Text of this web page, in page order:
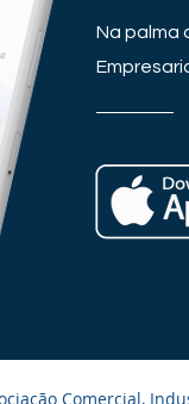
Na palma
Comercial,